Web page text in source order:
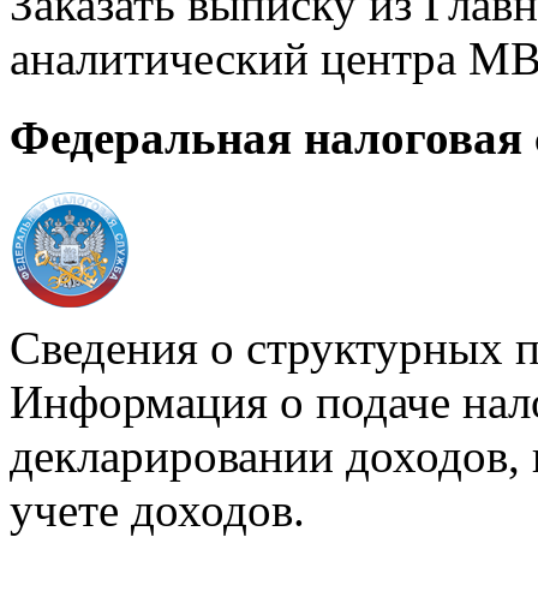
аналитический центра
Федеральная налоговая
Сведения о структурных
Информация о подаче
декларировании доходов,
учете доходов.